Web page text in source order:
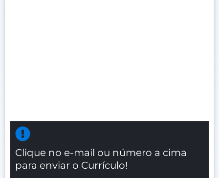
Clique no e-mail ou número a cima
para enviar o Currículo!